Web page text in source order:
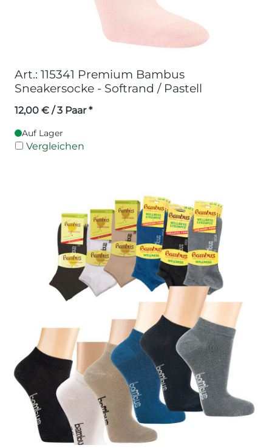
Art.: 115341 Premium Bambus
Sneakersocke - Softrand / Pastell
12,00 € / 3 Paar *
Auf Lager
Vergleichen